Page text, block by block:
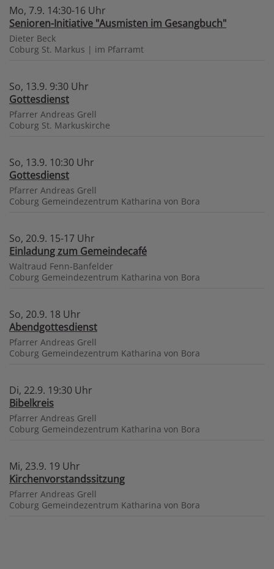
Mo, 7.9. 14:30-16 Uhr
Senioren-Initiative "Ausmisten im Gesangbuch"
Dieter Beck
Coburg St. Markus | im Pfarramt
So, 13.9. 9:30 Uhr
Gottesdienst
Pfarrer Andreas Grell
Coburg St. Markuskirche
So, 13.9. 10:30 Uhr
Gottesdienst
Pfarrer Andreas Grell
Coburg Gemeindezentrum Katharina von Bora
So, 20.9. 15-17 Uhr
Einladung zum Gemeindecafé
Waltraud Fenn-Banfelder
Coburg Gemeindezentrum Katharina von Bora
So, 20.9. 18 Uhr
Abendgottesdienst
Pfarrer Andreas Grell
Coburg Gemeindezentrum Katharina von Bora
Di, 22.9. 19:30 Uhr
Bibelkreis
Pfarrer Andreas Grell
Coburg Gemeindezentrum Katharina von Bora
Mi, 23.9. 19 Uhr
Kirchenvorstandssitzung
Pfarrer Andreas Grell
Coburg Gemeindezentrum Katharina von Bora